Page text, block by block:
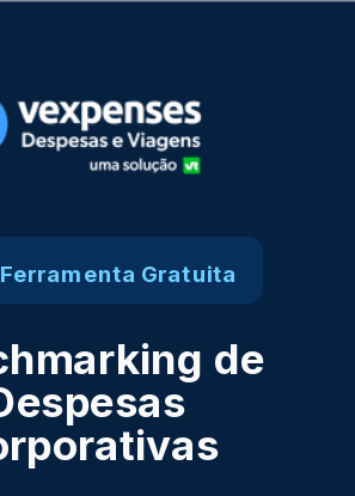
de
Ferramenta Gratuita